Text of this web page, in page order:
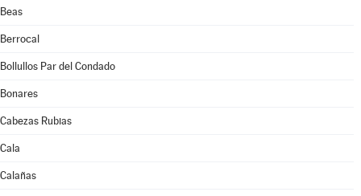
Beas
Berrocal
Bollullos Par del Condado
Bonares
Cabezas Rubias
Cala
Calañas